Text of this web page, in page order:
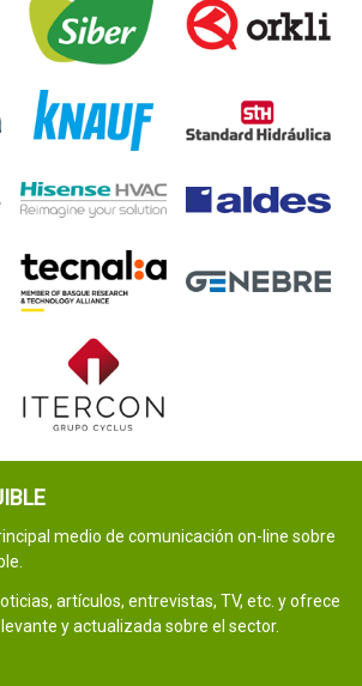
medio de comunicación on-line sobre
artículos, entrevistas, TV, etc. y ofrece
y actualizada sobre el sector.